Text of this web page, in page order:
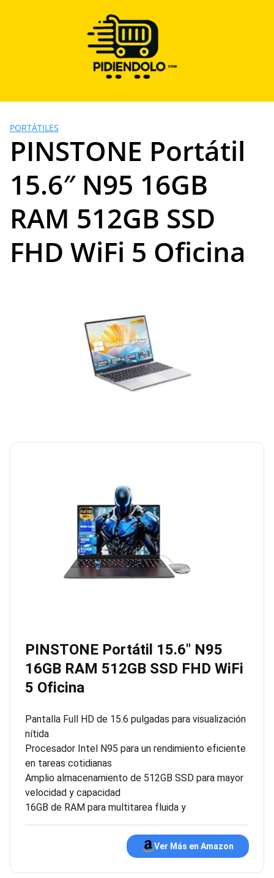
PORTÁTILES
PINSTONE Portátil
15.6″ N95 16GB
RAM 512GB SSD
FHD WiFi 5 Oficina
PINSTONE Portátil 15.6″ N95
16GB RAM 512GB SSD FHD WiFi
5 Oficina
Pantalla Full HD de 15.6 pulgadas para visualización
nítida
Procesador Intel N95 para un rendimiento eficiente
en tareas cotidianas
Amplio almacenamiento de 512GB SSD para mayor
velocidad y capacidad
16GB de RAM para multitarea fluida y
Ver Más en Amazon